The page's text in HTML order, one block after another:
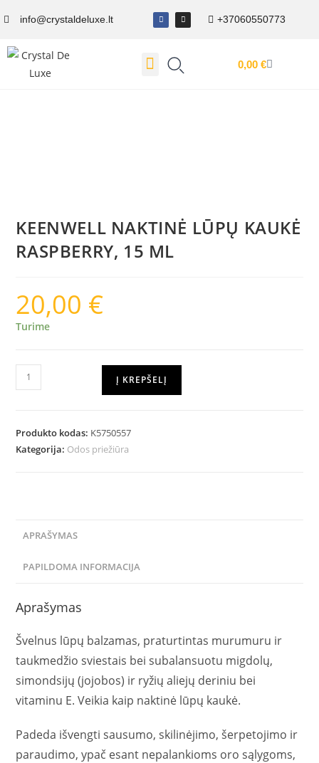
info@crystaldeluxe.lt +37060550773
0,00 €
KEENWELL NAKTINĖ LŪPŲ KAUKĖ
RASPBERRY, 15 ML
20,00 €
Turime
Į KREPŠELĮ
Produkto kodas: K5750557
Kategorija: Odos priežiūra
APRAŠYMAS
PAPILDOMA INFORMACIJA
Aprašymas
Švelnus lūpų balzamas, praturtintas murumuru ir
taukmedžio sviestais bei subalansuotu migdolų,
simondsijų (jojobos) ir ryžių aliejų deriniu bei
vitaminu E. Veikia kaip naktinė lūpų kaukė.
Padeda išvengti sausumo, skilinėjimo, šerpetojimo ir
paraudimo, ypač esant nepalankioms oro sąlygoms,